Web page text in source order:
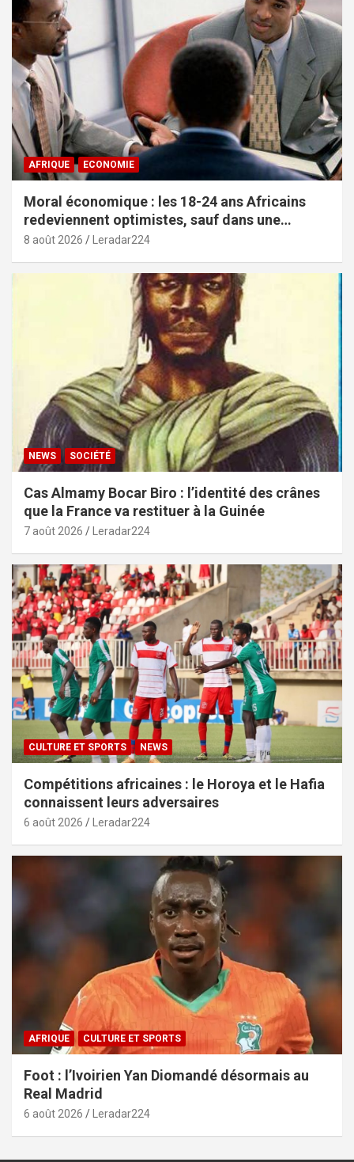
AFRIQUE ECONOMIE
Moral économique : les 18-24 ans Africains
redeviennent optimistes, sauf dans une
poignée de pays (African Youth Survey 2026)
8 août 2026 Leradar224
NEWS SOCIÉTÉ
Cas Almamy Bocar Biro : l’identité des crânes
que la France va restituer à la Guinée
7 août 2026 Leradar224
CULTURE ET SPORTS NEWS
Compétitions africaines : le Horoya et le Hafia
connaissent leurs adversaires
6 août 2026 Leradar224
AFRIQUE CULTURE ET SPORTS
Foot : l’Ivoirien Yan Diomandé désormais au
Real Madrid
6 août 2026 Leradar224